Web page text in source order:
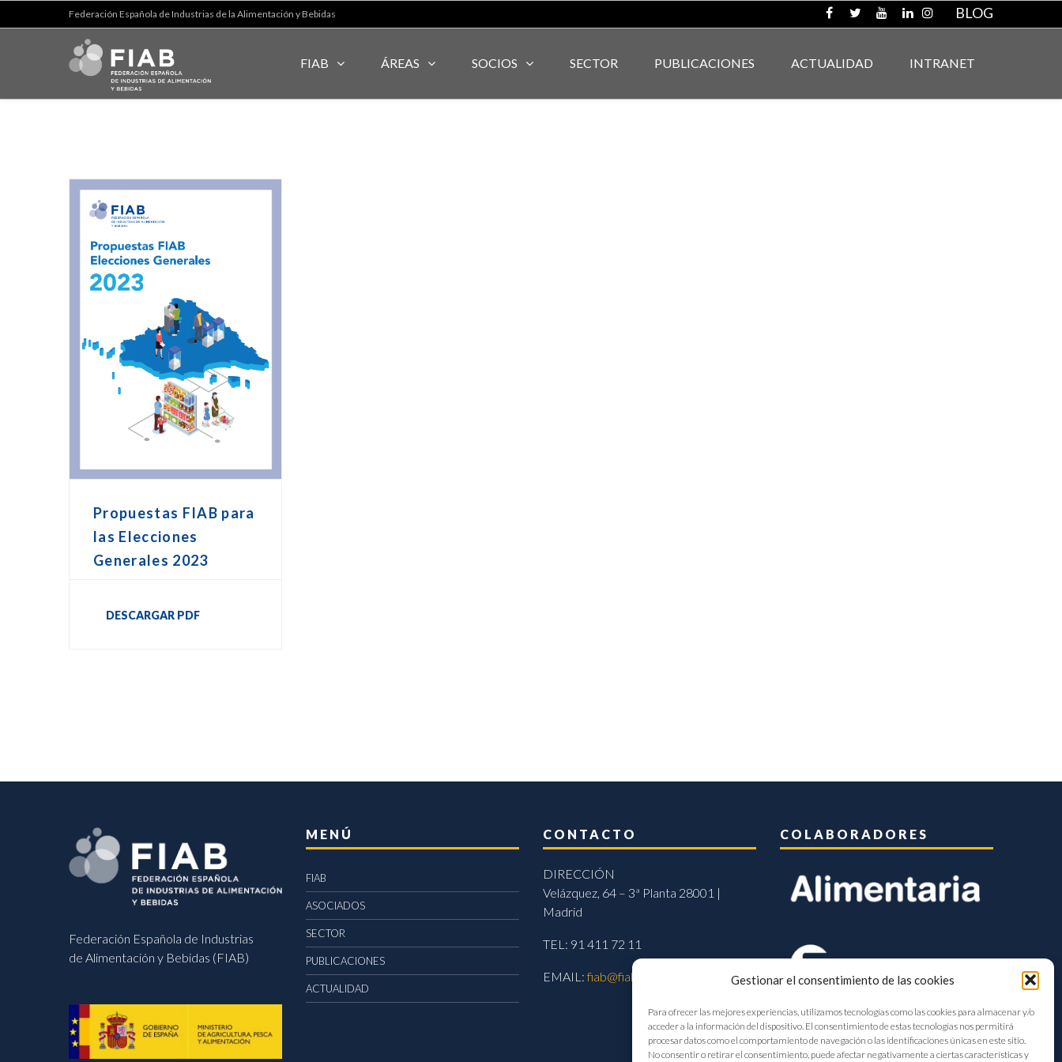
Gestionar el consentimiento de las cookies
Para ofrecer las mejores experiencias, utilizamos tecnologías como las cookies para almacenar y/o
acceder a la información del dispositivo. El consentimiento de estas tecnologías nos permitirá
procesar datos como el comportamiento de navegación o las identificaciones únicas en este sitio.
No consentir o retirar el consentimiento, puede afectar negativamente a ciertas características y
Federación Española de Industrias de la Alimentación y Bebidas BLOG
FIAB ÁREAS SOCIOS SECTOR PUBLICACIONES ACTUALIDAD INTRANET
Propuestas FIAB para
las Elecciones
Generales 2023
DESCARGAR PDF
Federación Española de Industrias
de Alimentación y Bebidas (FIAB)
MENÚ
FIAB
ASOCIADOS
SECTOR
PUBLICACIONES
ACTUALIDAD
CONTACTO
DIRECCIÓN
Velázquez, 64 – 3ª Planta 28001 |
Madrid
TEL: 91 411 72 11
EMAIL:fiab@fiab.es
COLABORADORES